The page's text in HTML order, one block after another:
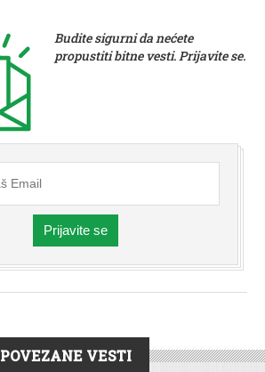
Budite sigurni da nećete
propustiti bitne vesti. Prijavite se.
Prijavite se
POVEZANE VESTI